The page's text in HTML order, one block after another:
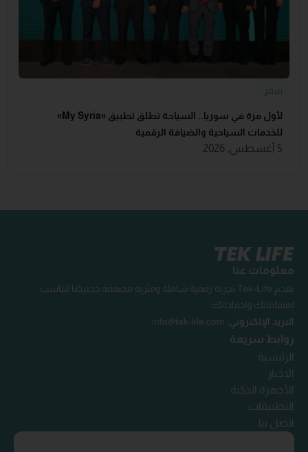
سفر
لأول مرة في سوريا.. السياحة تطلق تطبيق «‏My Syria‏»
للخدمات السياحية والضيافة ‏الرقمية
5 أغسطس, 2026
معلومات عنا
تقدم Tek-Life تجربة رقمية شاملة ومثرية مصممة خصيصًا لتناسب
اهتماماتك واحتياجاتك.
البريد الإلكتروني: info@tek-life.com
روابط سريعة
الرئيسية
الاخبار
الأجهزة الذكية
التطبيقات
اتصل بنا